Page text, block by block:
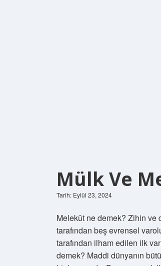
Mülk Ve
Tarih: Eylül 23, 2024
Melekût ne demek? Zihin ve
tarafından beş evrensel
tarafından ilham edilen ilk
demek? Maddi dünyanın